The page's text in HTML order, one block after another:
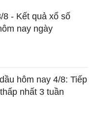
8 - Kết quả xổ số
nay ngày
hôm nay 4/8: Tiếp
nhất 3 tuần